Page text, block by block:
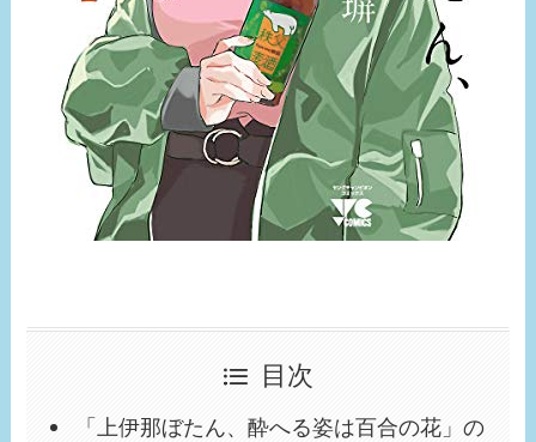
目次
「上伊那ぼたん、酔へる姿は百合の花」の